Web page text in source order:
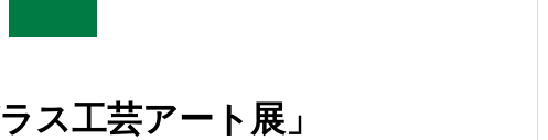
ス工芸アート展」